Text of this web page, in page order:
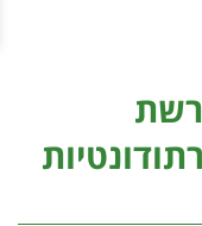
מברשת